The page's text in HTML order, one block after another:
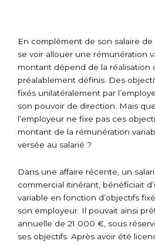
En complément de son salaire
se voir allouer une rémunération
montant dépend de la réalisation
préalablement définis. Des
fixés unilatéralement par
son pouvoir de direction. Mais
l’employeur ne fixe pas ces
montant de la rémunération
versée au salarié ?
Dans une affaire récente, un
commercial itinérant, bénéficiait
variable en fonction d’objectifs
son employeur. Il pouvait ainsi
annuelle de 21 000 €, sous
ses objectifs. Après avoir été